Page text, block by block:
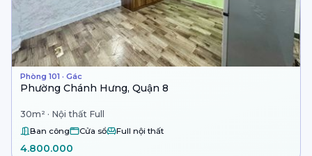
Phòng 101 · Gác
Phường Chánh Hưng, Quận 8
30m² · Nội thất Full
Ban công Cửa sổ Full nội thất
4.800.000